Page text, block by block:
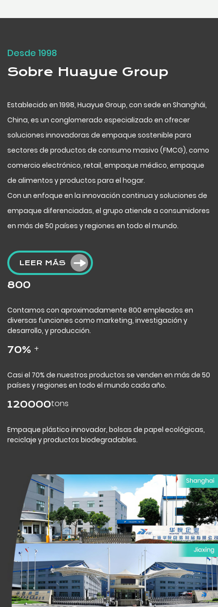
Desde 1998
Sobre Huayue Group
Establecido en 1998, Huayue Group, con sede en Shanghái,
China, es un conglomerado especializado en ofrecer
soluciones innovadoras de empaque sostenible para
sectores de productos de consumo masivo (FMCG), como
comercio electrónico, retail, empaque médico, empaque
de alimentos y productos para el hogar.
Con un enfoque en la innovación continua y soluciones de
empaque diferenciadas, el grupo atiende a consumidores
en más de 50 países y regiones en todo el mundo.
LEER MÁS
800
Contamos con aproximadamente 800 empleados en
diversas funciones como marketing, investigación y
desarrollo, y producción.
70% +
Casi el 70% de nuestros productos se venden en más de 50
países y regiones en todo el mundo cada año.
120000tons
Empaque plástico innovador, bolsas de papel ecológicas,
reciclaje y productos biodegradables.